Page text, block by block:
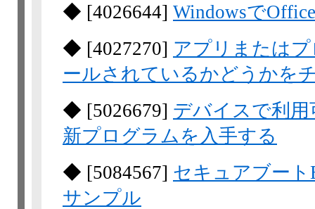
◆ [4026644] Windowsで
◆ [4027270] アプリまたは
ールされているかどうかを
◆ [5026679] デバイスで利用
新プログラムを入手する
◆ [5084567] セキュアブー
サンプル